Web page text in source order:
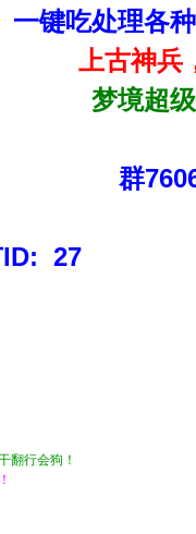
一键吃处理各
上古神兵
梦境超
群
ID:
翻行会狗！